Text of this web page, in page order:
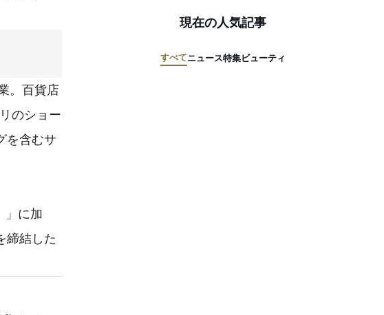
。百貨店
のショー
を含むサ
」に加
締結した
現在の人気記事
すべてニュース特集ビューティ